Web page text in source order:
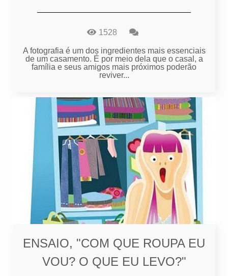
1528
A fotografia é um dos ingredientes mais essenciais
de um casamento. É por meio dela que o casal, a
família e seus amigos mais próximos poderão
reviver...
ENSAIO, "COM QUE ROUPA EU
VOU? O QUE EU LEVO?"